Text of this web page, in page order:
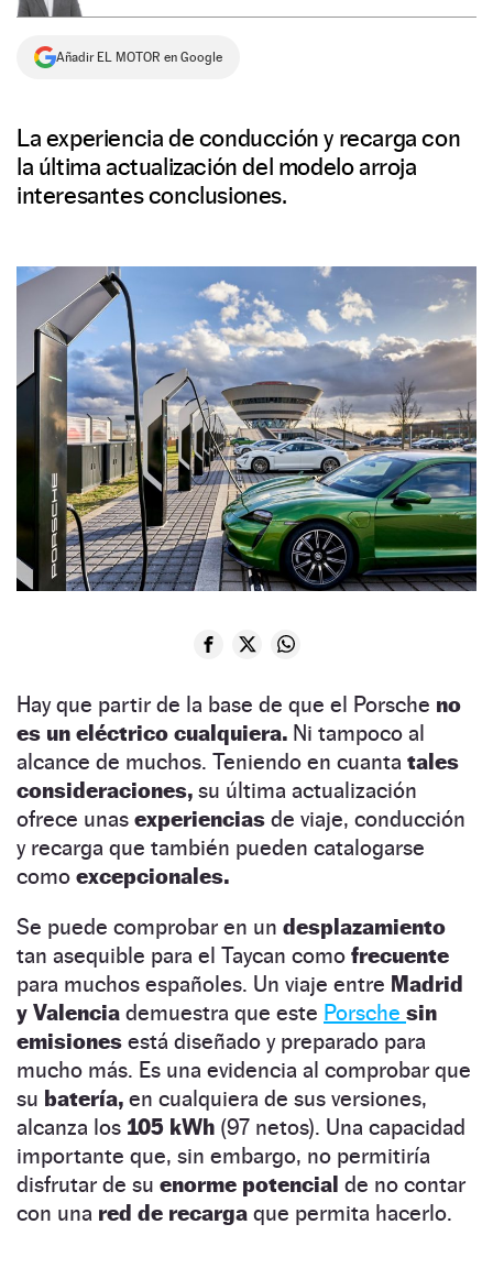
Añadir EL MOTOR en Google
La experiencia de conducción y recarga con
la última actualización del modelo arroja
interesantes conclusiones.
Hay que partir de la base de que el Porsche no
es un eléctrico cualquiera. Ni tampoco al
alcance de muchos. Teniendo en cuanta tales
consideraciones, su última actualización
ofrece unas experiencias de viaje, conducción
y recarga que también pueden catalogarse
como excepcionales.
Se puede comprobar en un desplazamiento
tan asequible para el Taycan como frecuente
para muchos españoles. Un viaje entre Madrid
y Valencia demuestra que este Porsche sin
emisiones está diseñado y preparado para
mucho más. Es una evidencia al comprobar que
su batería, en cualquiera de sus versiones,
alcanza los 105 kWh (97 netos). Una capacidad
importante que, sin embargo, no permitiría
disfrutar de su enorme potencial de no contar
con una red de recarga que permita hacerlo.